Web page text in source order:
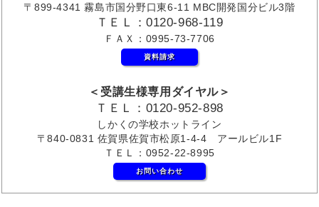
〒899-4341 霧島市国分野口東6-11 MBC開発国分ビル3階
ＴＥＬ：0120-968-119
ＦＡＸ：0995-73-7706
資料請求
＜受講生様専用ダイヤル＞
ＴＥＬ：0120-952-898
しかくの学校ホットライン
〒840-0831 佐賀県佐賀市松原1-4-4 アールビル1F
ＴＥＬ：0952-22-8995
お問い合わせ